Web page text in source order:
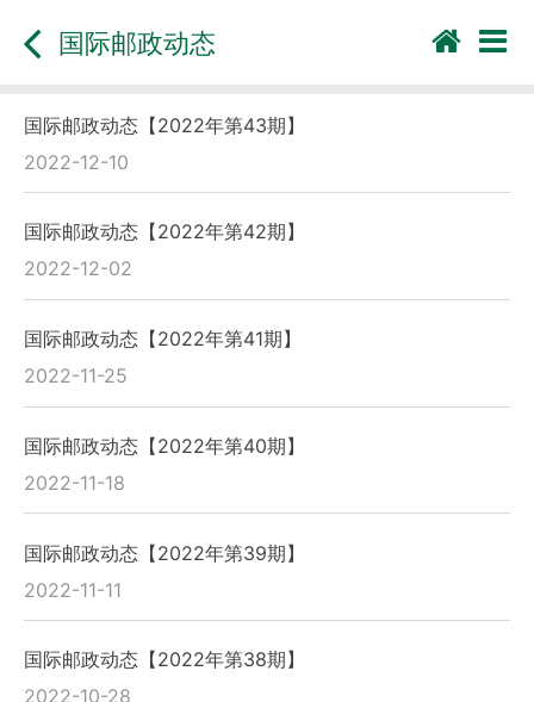
国际邮政动态
国际邮政动态【2022年第43期】
2022-12-10
国际邮政动态【2022年第42期】
2022-12-02
国际邮政动态【2022年第41期】
2022-11-25
国际邮政动态【2022年第40期】
2022-11-18
国际邮政动态【2022年第39期】
2022-11-11
国际邮政动态【2022年第38期】
2022-10-28